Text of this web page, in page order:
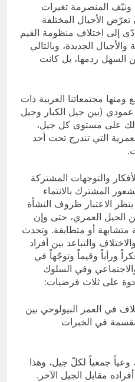
ونيّف المنصرمة تغيرات
الأجيال المختلفة
إلى اختلاف منظومة القيم
الجديدة، وبالتالي
ردمها، بل كانت
مجتمعاتنا العربية ذات
(بين جيل الكبار وجيل
على مستوى كل جيل،
التي تندرج تحت أحد
والتوجهات المشتركة
المشترك بالانتماء
الاعتبار ظروف النشأة
الجيل العمري، حتى وإن
متشابهة أو متطابقة. وتحدث
والتباعد بين أفراد
ورأياً وقيماً وتوجّهاً في
وفي السلوك
على ثلاث فرضيات:
في العمر البيولوجي بين
في الخبرات
وعياً جمعياً لكلّ جيل، وهذا
مقابل الجيل الآخر.